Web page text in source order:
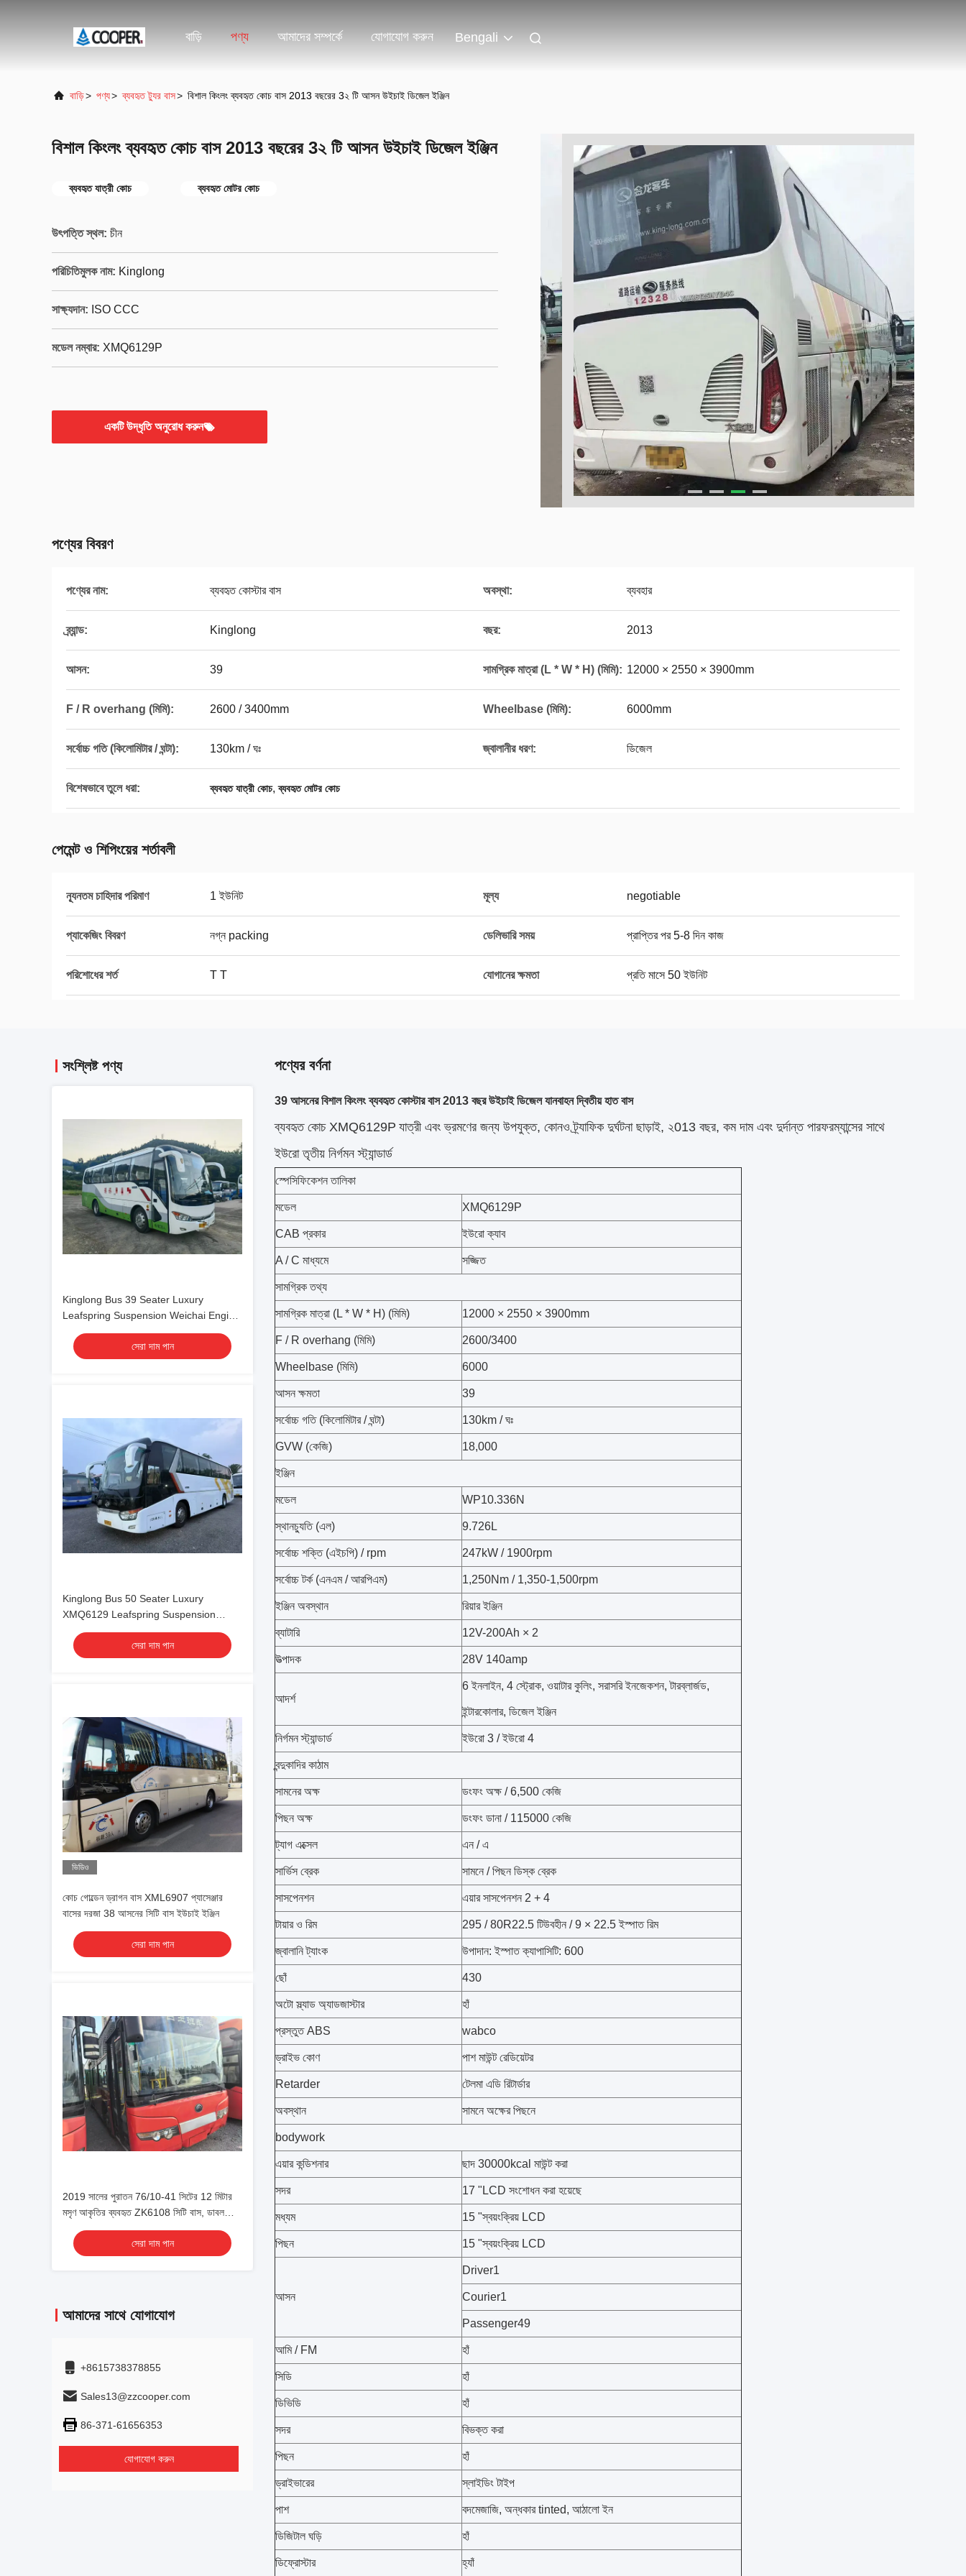
বাড়ি পণ্য আমাদের সম্পর্কে যোগাযোগ করুন Bengali
বাড়ি> পণ্য> ব্যবহৃত ট্যুর বাস> বিশাল কিংলং ব্যবহৃত কোচ বাস 2013 বছরের 3২ টি আসন উইচাই ডিজেল ইঞ্জিন
বিশাল কিংলং ব্যবহৃত কোচ বাস 2013 বছরের 3২ টি আসন উইচাই ডিজেল ইঞ্জিন
ব্যবহৃত যাত্রী কোচ ব্যবহৃত মোটর কোচ
উৎপত্তি স্থল: চীন
পরিচিতিমুলক নাম: Kinglong
সাক্ষ্যদান: ISO CCC
মডেল নম্বার: XMQ6129P
একটি উদ্ধৃতি অনুরোধ করুন
পণ্যের বিবরণ
পণ্যের নাম: ব্যবহৃত কোস্টার বাস অবস্থা: ব্যবহার
ব্র্যান্ড: Kinglong বছর: 2013
আসন: 39 সামগ্রিক মাত্রা (L * W * H) (মিমি): 12000 × 2550 × 3900mm
F / R overhang (মিমি): 2600 / 3400mm Wheelbase (মিমি): 6000mm
সর্বোচ্চ গতি (কিলোমিটার / ঘন্টা): 130km / ঘঃ জ্বালানীর ধরণ: ডিজেল
বিশেষভাবে তুলে ধরা: ব্যবহৃত যাত্রী কোচ,ব্যবহৃত মোটর কোচ
পেমেন্ট ও শিপিংয়ের শর্তাবলী
ন্যূনতম চাহিদার পরিমাণ 1 ইউনিট মূল্য negotiable
প্যাকেজিং বিবরণ নগ্ন packing ডেলিভারি সময় প্রাপ্তির পর 5-8 দিন কাজ
পরিশোধের শর্ত T T যোগানের ক্ষমতা প্রতি মাসে 50 ইউনিট
সংশ্লিষ্ট পণ্য
Kinglong Bus 39 Seater Luxury
Leafspring Suspension Weichai Engine
School Tour Bus
সেরা দাম পান
Kinglong Bus 50 Seater Luxury
XMQ6129 Leafspring Suspension
Weichai Engine 336hp Tour Bus
সেরা দাম পান
ভিডিও
কোচ গোল্ডেন ড্রাগন বাস XML6907 প্যাসেঞ্জার
বাসের দরজা 38 আসনের সিটি বাস ইউচাই ইঞ্জিন
সেরা দাম পান
2019 সালের পুরাতন 76/10-41 সিটের 12 মিটার
মসৃণ আকৃতির ব্যবহৃত ZK6108 সিটি বাস, ডাবল
সেরা দাম পান
আমাদের সাথে যোগাযোগ
+8615738378855
Sales13@zzcooper.com
86-371-61656353
যোগাযোগ করুন
পণ্যের বর্ণনা
39 আসনের বিশাল কিংলং ব্যবহৃত কোস্টার বাস 2013 বছর উইচাই ডিজেল যানবাহন দ্বিতীয় হাত বাস
ব্যবহৃত কোচ XMQ6129P যাত্রী এবং ভ্রমণের জন্য উপযুক্ত, কোনও ট্র্যাফিক দুর্ঘটনা ছাড়াই, ২013 বছর, কম দাম এবং দুর্দান্ত পারফরম্যান্সের সাথে
ইউরো তৃতীয় নির্গমন স্ট্যান্ডার্ড
স্পেসিফিকেশন তালিকা
মডেল XMQ6129P
CAB প্রকার ইউরো ক্যাব
A / C মাধ্যমে সজ্জিত
সামগ্রিক তথ্য
সামগ্রিক মাত্রা (L * W * H) (মিমি) 12000 × 2550 × 3900mm
F / R overhang (মিমি) 2600/3400
Wheelbase (মিমি) 6000
আসন ক্ষমতা 39
সর্বোচ্চ গতি (কিলোমিটার / ঘন্টা) 130km / ঘঃ
GVW (কেজি) 18,000
ইঞ্জিন
মডেল WP10.336N
স্থানচ্যুতি (এল) 9.726L
সর্বোচ্চ শক্তি (এইচপি) / rpm 247kW / 1900rpm
সর্বোচ্চ টর্ক (এনএম / আরপিএম) 1,250Nm / 1,350-1,500rpm
ইঞ্জিন অবস্থান রিয়ার ইঞ্জিন
ব্যাটারি 12V-200Ah × 2
উত্পাদক 28V 140amp
আদর্শ
6 ইনলাইন, 4 স্ট্রোক, ওয়াটার কুলিং, সরাসরি ইনজেকশন, টারব্লার্জড,
ইন্টারকোলার, ডিজেল ইঞ্জিন
নির্গমন স্ট্যান্ডার্ড ইউরো 3 / ইউরো 4
বন্দুকাদির কাঠাম
সামনের অক্ষ ডংফং অক্ষ / 6,500 কেজি
পিছন অক্ষ ডংফং ডানা / 115000 কেজি
ট্যাগ এক্সেল এন / এ
সার্ভিস ব্রেক সামনে / পিছন ডিস্ক ব্রেক
সাসপেনশন এয়ার সাসপেনশন 2 + 4
টায়ার ও রিম 295 / 80R22.5 টিউবহীন / 9 × 22.5 ইস্পাত রিম
জ্বালানি ট্যাংক উপাদান: ইস্পাত ক্যাপাসিটি: 600
ছোঁ 430
অটো স্ল্যাড অ্যাডজাস্টার হাঁ
প্রস্তুত ABS wabco
ড্রাইভ কোণ পাশ মাউন্ট রেডিয়েটর
Retarder টেলমা এডি রিটার্ডার
অবস্থান সামনে অক্ষের পিছনে
bodywork
এয়ার কন্ডিশনার ছাদ 30000kcal মাউন্ট করা
সদর 17 "LCD সংশোধন করা হয়েছে
মধ্যম 15 "স্বয়ংক্রিয় LCD
পিছন 15 "স্বয়ংক্রিয় LCD
আসন
Driver1
Courier1
Passenger49
আমি / FM হাঁ
সিডি হাঁ
ডিভিডি হাঁ
সদর বিভক্ত করা
পিছন হাঁ
ড্রাইভারের স্লাইডিং টাইপ
পাশ বদমেজাজি, অন্ধকার tinted, আঠালো ইন
ডিজিটাল ঘড়ি হাঁ
ডিফ্রোস্টার হ্যাঁ